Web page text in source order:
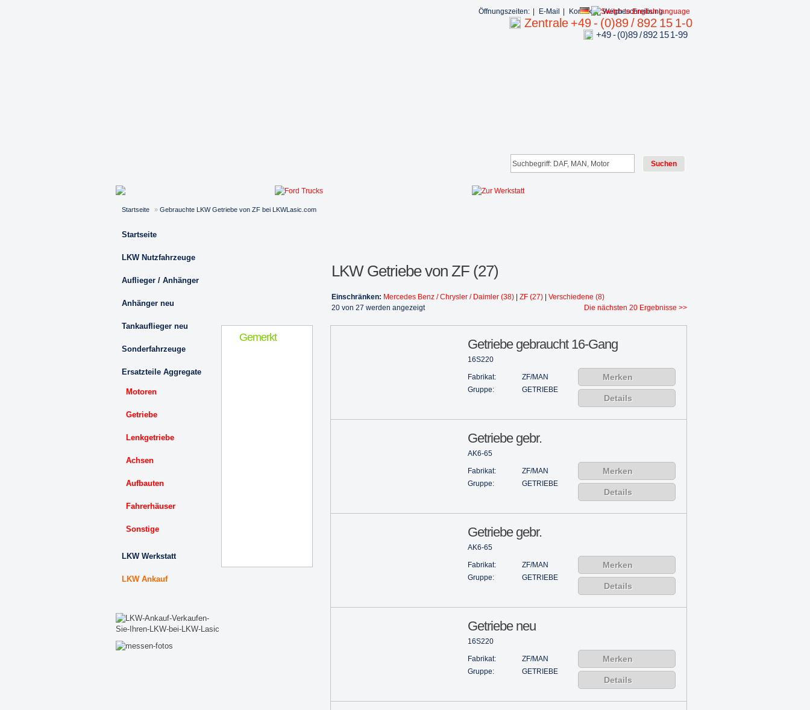
Wegbeschreibung
Kontakt |
E-Mail
Öffnungszeiten:
Zentrale +49 - (0)89 / 892 15 1-0
+49 - (0)89 / 892 15 1-99
Startseite » Gebrauchte LKW Getriebe von ZF bei LKWLasic.com
Startseite
LKW Nutzfahrzeuge
Auflieger / Anhänger
Anhänger neu
Tankauflieger neu
Sonderfahrzeuge
Ersatzteile Aggregate
Motoren
Getriebe
Lenkgetriebe
Achsen
Aufbauten
Fahrerhäuser
Sonstige
LKW Werkstatt
LKW Ankauf
LKW Getriebe von ZF (27)
Einschränken: Mercedes Benz / Chrysler / Daimler (38) ZF (27)
Verschiedene (8)
20 von 27 werden angezeigt
Gemerkt
Die nächsten 20 Ergebnisse >>
Merken
Details
Getriebe gebraucht 16-Gang
16S220
Fabrikat:
ZF/MAN
Gruppe:
GETRIEBE
Merken
Details
Getriebe gebr.
AK6-65
Fabrikat:
ZF/MAN
Gruppe:
GETRIEBE
Merken
Details
Getriebe gebr.
AK6-65
Fabrikat:
ZF/MAN
Gruppe:
GETRIEBE
Merken
Details
Getriebe neu
16S220
Fabrikat:
ZF/MAN
Gruppe:
GETRIEBE